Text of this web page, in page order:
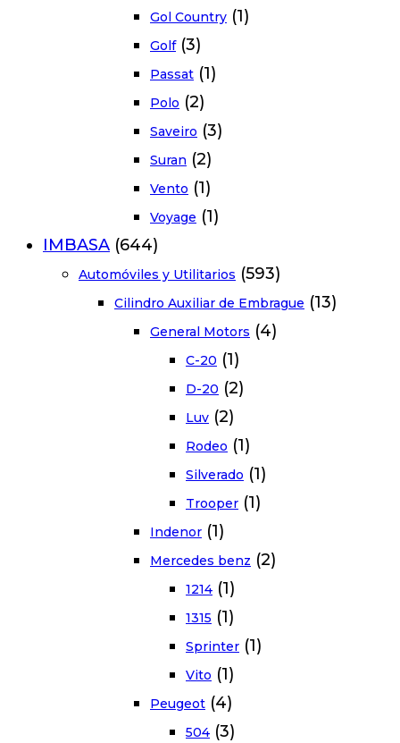
Gol Country (1)
Golf (3)
Passat (1)
Polo (2)
Saveiro (3)
Suran (2)
Vento (1)
Voyage (1)
IMBASA (644)
Automóviles y Utilitarios (593)
Cilindro Auxiliar de Embrague (13)
General Motors (4)
C-20 (1)
D-20 (2)
Luv (2)
Rodeo (1)
Silverado (1)
Trooper (1)
Indenor (1)
Mercedes benz (2)
1214 (1)
1315 (1)
Sprinter (1)
Vito (1)
Peugeot (4)
504 (3)